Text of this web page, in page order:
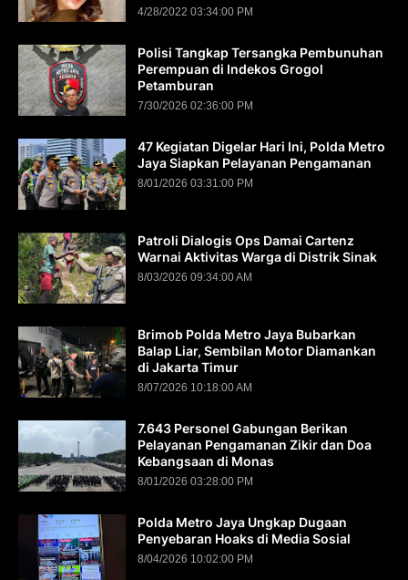
4/28/2022 03:34:00 PM
Polisi Tangkap Tersangka Pembunuhan
Perempuan di Indekos Grogol
Petamburan
7/30/2026 02:36:00 PM
47 Kegiatan Digelar Hari Ini, Polda Metro
Jaya Siapkan Pelayanan Pengamanan
8/01/2026 03:31:00 PM
Patroli Dialogis Ops Damai Cartenz
Warnai Aktivitas Warga di Distrik Sinak
8/03/2026 09:34:00 AM
Brimob Polda Metro Jaya Bubarkan
Balap Liar, Sembilan Motor Diamankan
di Jakarta Timur
8/07/2026 10:18:00 AM
7.643 Personel Gabungan Berikan
Pelayanan Pengamanan Zikir dan Doa
Kebangsaan di Monas
8/01/2026 03:28:00 PM
Polda Metro Jaya Ungkap Dugaan
Penyebaran Hoaks di Media Sosial
8/04/2026 10:02:00 PM